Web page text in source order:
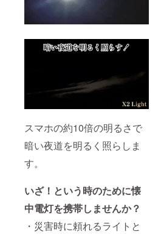
スマホの約10倍の明るさで
暗い夜道を明るく照らしま
す。
いざ！という時のために懐
中電灯を携帯しませんか？
・災害時に頼れるライトと